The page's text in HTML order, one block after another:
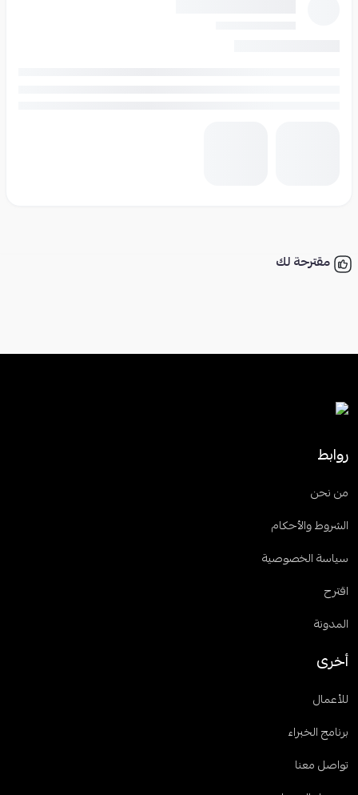
مقترحة لك
روابط
من نحن
الشروط والأحكام
سياسة الخصوصية
اقترح
المدونة
أخرى
للأعمال
برنامج الخبراء
تواصل معنا